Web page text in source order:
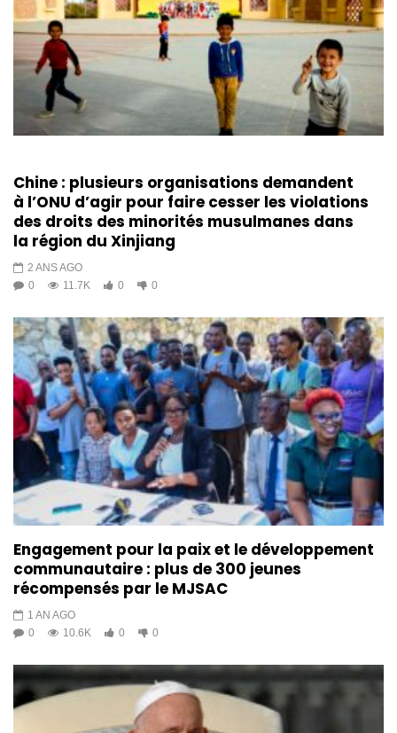
Chine : plusieurs organisations demandent
à l’ONU d’agir pour faire cesser les violations
des droits des minorités musulmanes dans
la région du Xinjiang
2 ANS AGO
0
11.7K 0 0
Engagement pour la paix et le développement
communautaire : plus de 300 jeunes
récompensés par le MJSAC
1 AN AGO
0
10.6K 0 0